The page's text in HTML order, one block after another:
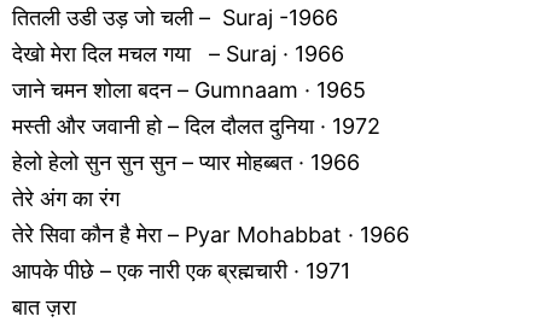
तितली उडी उड़ जो चली – Suraj -1966
देखो मेरा दिल मचल गया – Suraj · 1966
जाने चमन शोला बदन – Gumnaam · 1965
मस्ती और जवानी हो – दिल दौलत दुनिया · 1972
हेलो हेलो सुन सुन सुन – प्यार मोहब्बत · 1966
तेरे अंग का रंग
तेरे सिवा कौन है मेरा – Pyar Mohabbat · 1966
आपके पीछे – एक नारी एक ब्रह्मचारी · 1971
बात ज़रा